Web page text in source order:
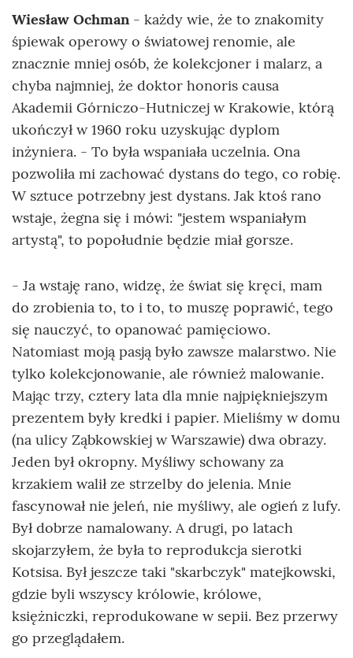
Wiesław Ochman- każdy wie, że to znakomity
śpiewak operowy o światowej renomie, ale
znacznie mniej osób, że kolekcjoner i malarz, a
chyba najmniej, że doktor honoris causa
Akademii Górniczo-Hutniczej w Krakowie, którą
ukończył w 1960 roku uzyskując dyplom
inżyniera. - To była wspaniała uczelnia. Ona
pozwoliła mi zachować dystans do tego, co robię.
W sztuce potrzebny jest dystans. Jak ktoś rano
wstaje, żegna się i mówi: "jestem wspaniałym
artystą", to popołudnie będzie miał gorsze.
- Ja wstaję rano, widzę, że świat się kręci, mam
do zrobienia to, to i to, to muszę poprawić, tego
się nauczyć, to opanować pamięciowo.
Natomiast moją pasją było zawsze malarstwo. Nie
tylko kolekcjonowanie, ale również malowanie.
Mając trzy, cztery lata dla mnie najpiękniejszym
prezentem były kredki i papier. Mieliśmy w domu
(na ulicy Ząbkowskiej w Warszawie) dwa obrazy.
Jeden był okropny. Myśliwy schowany za
krzakiem walił ze strzelby do jelenia. Mnie
fascynował nie jeleń, nie myśliwy, ale ogień z lufy.
Był dobrze namalowany. A drugi, po latach
skojarzyłem, że była to reprodukcja sierotki
Kotsisa. Był jeszcze taki "skarbczyk" matejkowski,
gdzie byli wszyscy królowie, królowe,
księżniczki, reprodukowane w sepii. Bez przerwy
go przeglądałem.